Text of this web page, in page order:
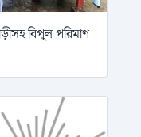
বিপুল পরিমাণ